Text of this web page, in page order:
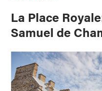
La Place
Samuel de